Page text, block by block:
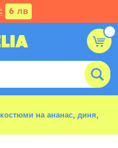
6 лв
на ананас, диня,